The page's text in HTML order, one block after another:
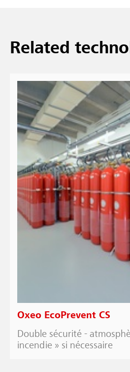
Related
Oxeo EcoPrevent CS
Double sécurité -
incendie » si nécessaire